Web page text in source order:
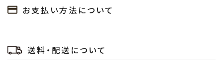
お支払い方法について
送料・配送について